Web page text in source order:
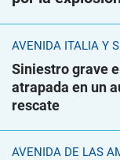
AVENIDA ITALIA Y
Siniestro grave
atrapada en un
rescate
AVENIDA DE LAS